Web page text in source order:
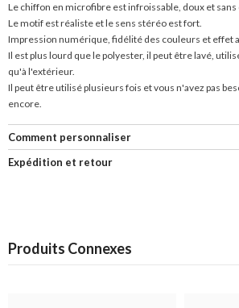
Le chiffon en microfibre est infroissable, doux et sans
Le motif est réaliste et le sens stéréo est fort.
Impression numérique, fidélité des couleurs et effet
Il est plus lourd que le polyester, il peut être lavé,
qu'à l'extérieur.
Il peut être utilisé plusieurs fois et vous n'avez pas
encore.
Comment personnaliser
Expédition et retour
Produits Connexes